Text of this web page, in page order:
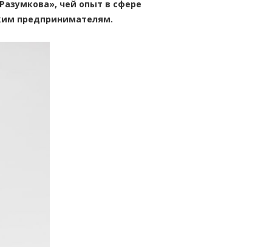
чей опыт в сфере
предпринимателям.